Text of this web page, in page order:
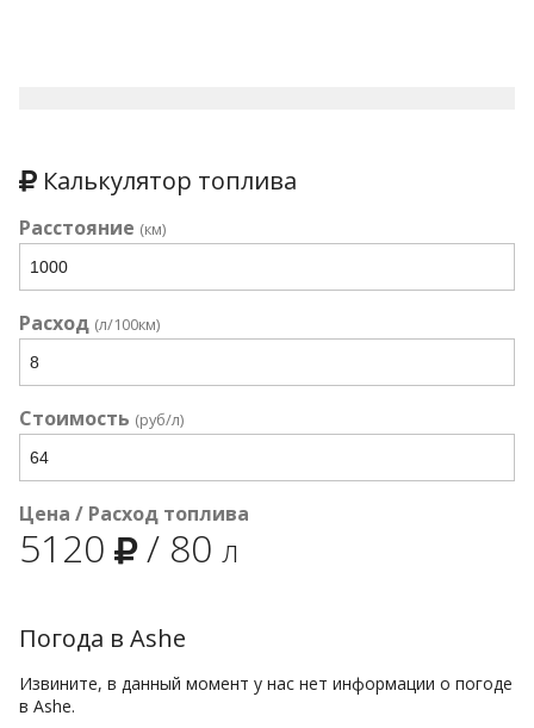
Калькулятор топлива
Расстояние (км)
Расход (л/100км)
Стоимость (руб/л)
Цена / Расход топлива
5120 / 80 л
Погода в Ashe
Извините, в данный момент у нас нет информации о погоде
в Ashe.